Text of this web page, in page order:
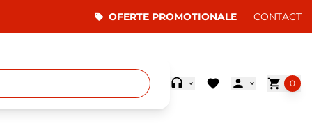
OFERTE PROMOTIONALE CONTACT
0